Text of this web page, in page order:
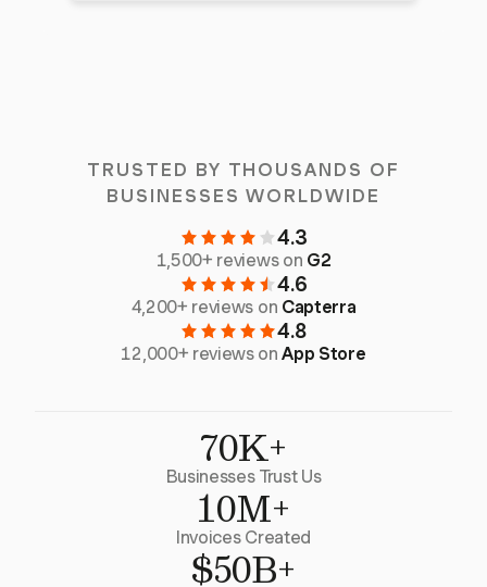
TRUSTED BY THOUSANDS OF
BUSINESSES WORLDWIDE
4.3
1,500+ reviews on G2
4.6
4,200+ reviews on Capterra
4.8
12,000+ reviews onApp Store
70K+
Businesses Trust Us
10M+
Invoices Created
$50B+